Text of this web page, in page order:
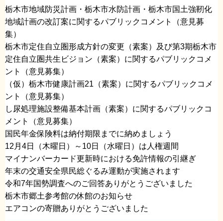
栃木市地域防災計画・栃木市水防計画・栃木市国土強靭化
地域計画の改訂案に関するパブリックコメント（意見募
集）
​栃木市定住自立圏形成方針の変更（素案）及び第3期栃木市
定住自立圏共生ビジョン（素案）に関するパブリックコメ
ント（意見募集）
​（仮）栃木市健康計画21（素案）に関するパブリックコメ
ント（意見募集）
​し尿処理施設整備基本計画（素案）に関するパブリックコ
メント（意見募集）
​国民年金保険料は納付期限までに納めましょう
​12月4日（木曜日）～10日（水曜日）は人権週間
​マイナンバーカード更新時における免許情報の引継ぎ
​年末の交通安全県民総ぐるみ運動が実施されます
​令和7年国勢調査へのご回答ありがとうございました
​栃木市郷土参考館の休館のお知らせ
​エアコンの寄贈ありがとうございました